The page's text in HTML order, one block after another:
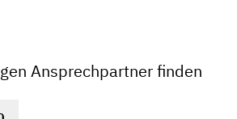
Ansprechpartner finden